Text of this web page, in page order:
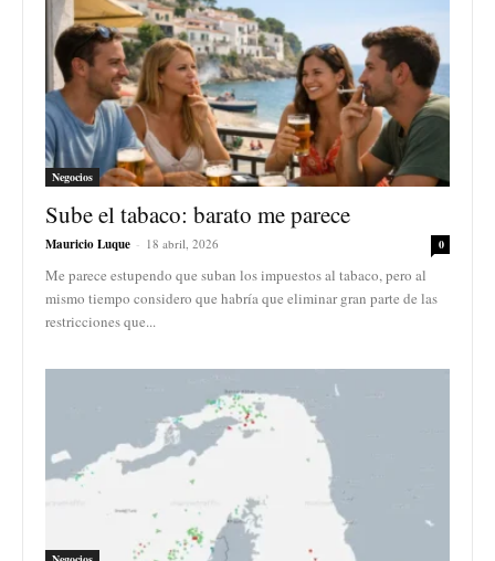
Negocios
Sube el tabaco: barato me parece
Mauricio Luque - 18 abril, 2026 0
Me parece estupendo que suban los impuestos al tabaco, pero al
mismo tiempo considero que habría que eliminar gran parte de las
restricciones que...